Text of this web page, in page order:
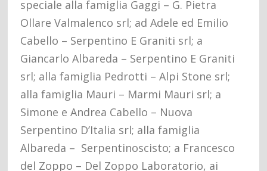
speciale alla famiglia Gaggi – G. Pietra
Ollare Valmalenco srl; ad Adele ed Emilio
Cabello – Serpentino E Graniti srl; a
Giancarlo Albareda – Serpentino E Graniti
srl; alla famiglia Pedrotti – Alpi Stone srl;
alla famiglia Mauri – Marmi Mauri srl; a
Simone e Andrea Cabello – Nuova
Serpentino D’Italia srl; alla famiglia
Albareda – Serpentinoscisto; a Francesco
del Zoppo – Del Zoppo Laboratorio, ai